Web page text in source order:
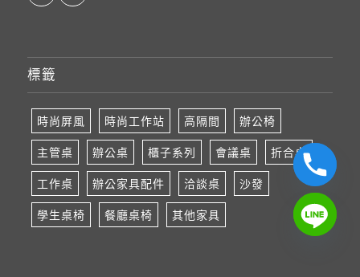
標籤
時尚屏風 時尚工作站 高隔間 辦公椅
主管桌 辦公桌 櫃子系列 會議桌 折合桌
工作桌 辦公家具配件 洽談桌 沙發
學生桌椅 餐廳桌椅 其他家具